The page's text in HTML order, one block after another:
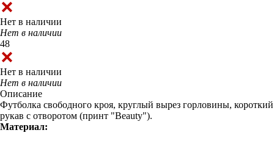
Нет в наличии
Нет в наличии
48
Нет в наличии
Нет в наличии
Описание
Футболка свободного кроя, круглый вырез горловины, короткий
рукав с отворотом (принт "Beauty").
Материал: